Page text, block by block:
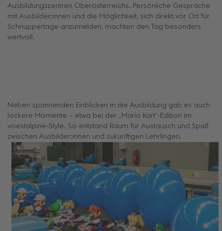
Ausbildungszentren Oberösterreichs. Persönliche Gespräche
mit Ausbilder:innen und die Möglichkeit, sich direkt vor Ort für
Schnuppertage anzumelden, machten den Tag besonders
wertvoll.
Neben spannenden Einblicken in die Ausbildung gab es auch
lockere Momente – etwa bei der „Mario Kart“-Edition im
voestalpine-Style. So entstand Raum für Austausch und Spaß
zwischen Ausbilder:innen und zukünftigen Lehrlingen.